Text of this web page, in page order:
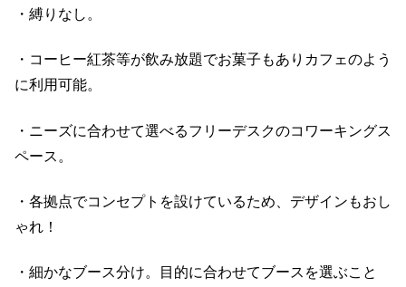
・縛りなし。
・コーヒー紅茶等が飲み放題でお菓子もありカフェのよう
に利用可能。
・ニーズに合わせて選べるフリーデスクのコワーキングス
ペース。
・各拠点でコンセプトを設けているため、デザインもおし
ゃれ！
・細かなブース分け。目的に合わせてブースを選ぶこと